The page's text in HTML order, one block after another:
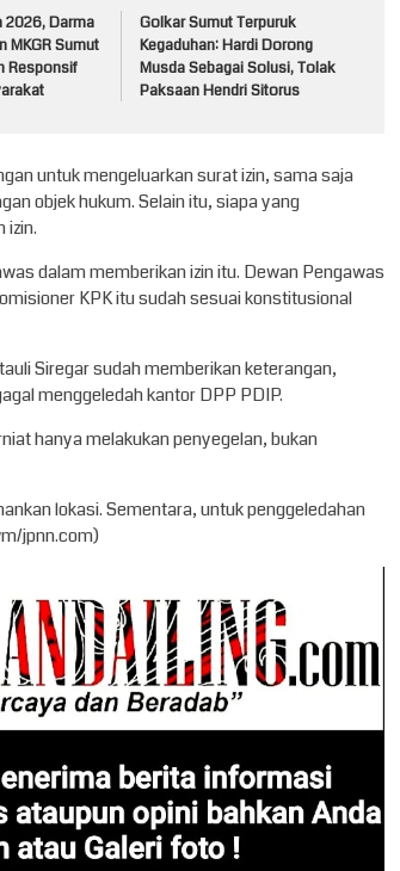
2026, Darma
MKGR Sumut
Responsif
Golkar Sumut Terpuruk
Kegaduhan: Hardi Dorong
Musda Sebagai Solusi, Tolak
Paksaan Hendri Sitorus
untuk mengeluarkan surat izin, sama saja
objek hukum. Selain itu, siapa yang
izin.
dalam memberikan izin itu. Dewan Pengawas
KPK itu sudah sesuai konstitusional
Siregar sudah memberikan keterangan,
menggeledah kantor DPP PDIP.
hanya melakukan penyegelan, bukan
lokasi. Sementara, untuk penggeledahan
jpnn.com)